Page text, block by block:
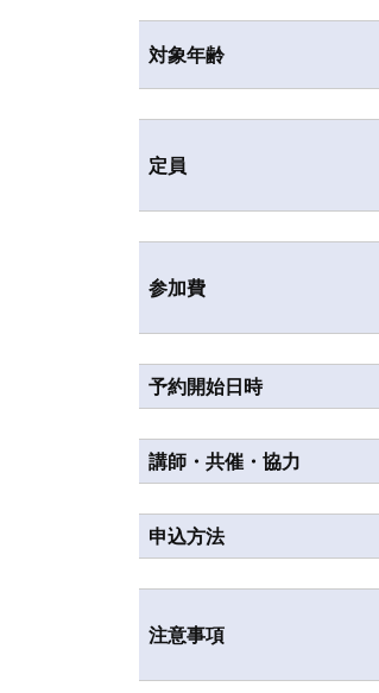
対象年齢
定員
参加費
予約開始日時
講師・共催・協力
申込方法
注意事項